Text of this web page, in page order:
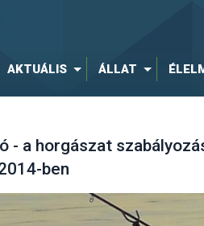
AKTUÁLIS ÁLLAT
- a horgászat
ben